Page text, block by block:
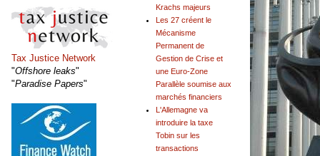
Krachs majeurs
Les 27 créent le
Mécanisme
Permanent de
Gestion de Crise et
une Euro-Zone
Parallèle soumise aux
marchés financiers
L'Allemagne va
introduire la taxe
Tobin sur les
transactions
Tax Justice Network
"Offshore leaks"
"Paradise Papers"